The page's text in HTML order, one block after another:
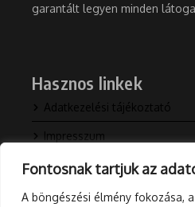
Fontosnak tartjuk az
A böngészési élmény fokozása,
garantált legyen minden
Hasznos linkek
Adatkezelési tájékoztató
Impresszum
Kapcsolat
Rólunk